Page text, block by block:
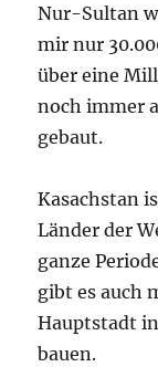
Nur-Sultan
mir nur
über eine
noch immer
gebaut.
Kasachstan
Länder der
ganze
gibt es auch
Hauptstadt
bauen.